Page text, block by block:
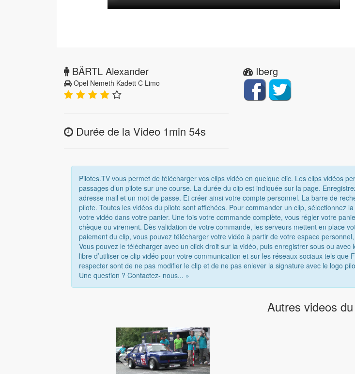
BÄRTL Alexander
Opel Nemeth Kadett C Limo
Durée de la Video 1min 54s
Iberg
Pilotes.TV vous permet de télécharger vos clips vidéo en quelque clic. Les clips vidéos
passages d’un pilote sur une course. La durée du clip est indiquée sur la page.
adresse mail et un mot de passe. Et créer ainsi votre compte personnel. La barre de
pilote. Toutes les vidéos du pilote sont affichées. Pour commander un clip, sélectionnez
votre vidéo dans votre panier. Une fois votre commande complète, vous régler votre
chèque ou virement. Dès validation de votre commande, les serveurs mettent en place
paiement du clip, vous pouvez télécharger votre vidéo à partir de votre espace
Vous pouvez le télécharger avec un click droit sur la vidéo, puis enregistrer sous ou
libre d’utiliser ce clip vidéo pour votre communication et sur les réseaux sociaux tels que
respecter sont de ne pas modifier le clip et de ne pas enlever la signature avec le logo
Une question ? Contactez- nous... »
Autres videos